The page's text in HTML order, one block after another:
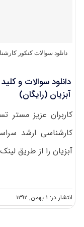
دانلود سوالات کنکور
آبزیان (رایگان)
کاربران عزیز مستر
آبزیان را از طریق
انتشار در: ۱ بهمن, ۱۳۹۲